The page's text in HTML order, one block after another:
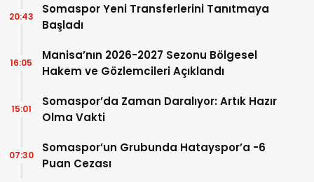
Somaspor Yeni Transferlerini Tanıtmaya
Başladı
20:43
Manisa’nın 2026-2027 Sezonu Bölgesel
Hakem ve Gözlemcileri Açıklandı
16:05
Somaspor’da Zaman Daralıyor: Artık Hazır
Olma Vakti
15:01
Somaspor’un Grubunda Hatayspor’a -6
Puan Cezası
07:30